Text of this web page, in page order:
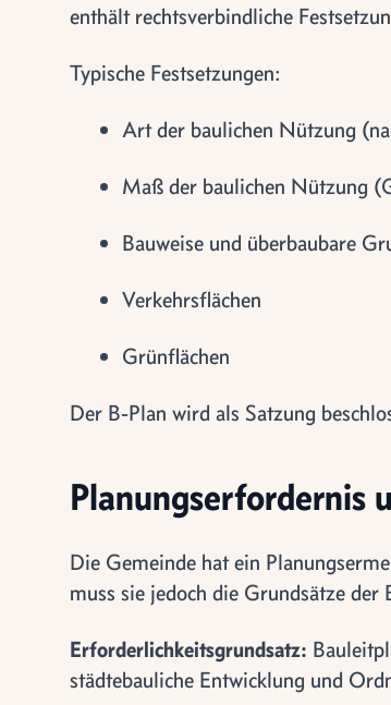
enthält rechtsverbindliche
Typische Festsetzungen:
Art der baulichen Nützung
Maß der baulichen Nützung
Bauweise und überbaubare
Verkehrsflächen
Grünflächen
Der B-Plan wird als Satzung
Planungserfordernis
Die Gemeinde hat ein
muss sie jedoch die Grundsätze
Erforderlichkeitsgrundsatz:
städtebauliche Entwicklung und